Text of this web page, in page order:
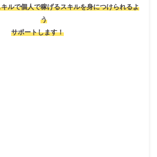
ルで個人で稼げるスキルを身につけられるよ
う
サポートします！